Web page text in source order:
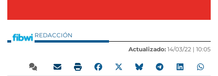
REDACCIÓN
Actualizado: 14/03/22 | 10:05